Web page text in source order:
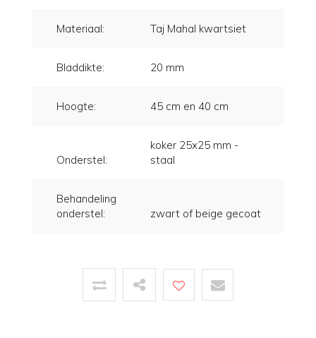
Materiaal: Taj Mahal kwartsiet
Bladdikte: 20 mm
Hoogte: 45 cm en 40 cm
Onderstel:
koker 25x25 mm -
staal
Behandeling
onderstel:
zwart of beige gecoat